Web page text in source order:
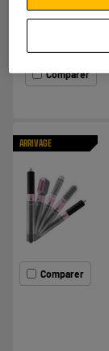
★★★★★
★★★★★
Comparer
ARRIVAGE
Comparer